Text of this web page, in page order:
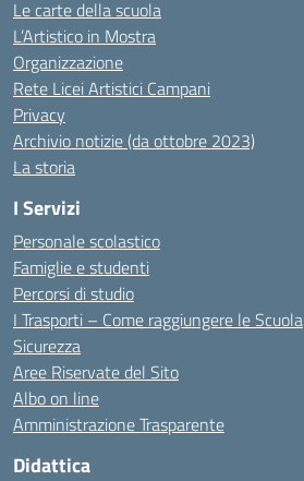
Le carte della scuola
L’Artistico in Mostra
Organizzazione
Rete Licei Artistici Campani
Privacy
Archivio notizie (da ottobre 2023)
La storia
I Servizi
Personale scolastico
Famiglie e studenti
Percorsi di studio
I Trasporti – Come raggiungere le Scuola
Sicurezza
Aree Riservate del Sito
Albo on line
Amministrazione Trasparente
Didattica